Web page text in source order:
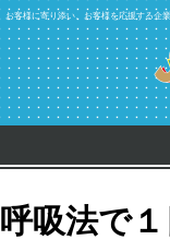
お客様に寄り添い、お客様を応援する企業
呼吸法で